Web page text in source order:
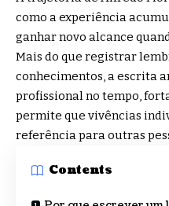
como a experiência
ganhar novo alcance
Mais do que registrar
conhecimentos, a escrita
profissional no tempo,
permite que vivências
referência para outras
Contents